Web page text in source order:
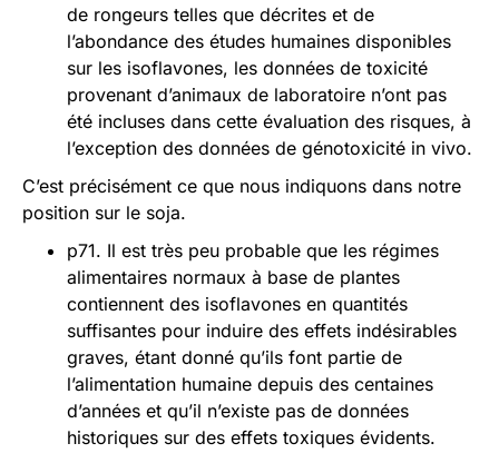
de rongeurs telles que décrites et de
l’abondance des études humaines disponibles
sur les isoflavones, les données de toxicité
provenant d’animaux de laboratoire n’ont pas
été incluses dans cette évaluation des risques, à
l’exception des données de génotoxicité in vivo.
C’est précisément ce que nous indiquons dans notre
position sur le soja.
p71. Il est très peu probable que les régimes
alimentaires normaux à base de plantes
contiennent des isoflavones en quantités
suffisantes pour induire des effets indésirables
graves, étant donné qu’ils font partie de
l’alimentation humaine depuis des centaines
d’années et qu’il n’existe pas de données
historiques sur des effets toxiques évidents.